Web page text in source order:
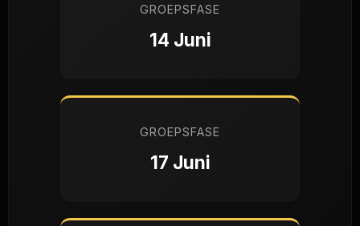
GROEPSFASE
14 Juni
GROEPSFASE
17 Juni